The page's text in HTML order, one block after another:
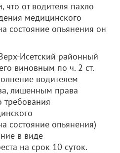
что от водителя пахло
медицинского
состояние опьянения он
Исетский районный
виновным по ч. 2 ст.
водителем
лишенным права
требования
состояние опьянения)
в виде
на срок 10 суток.